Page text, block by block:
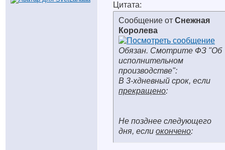
Цитата:
Сообщение от Снежная
Королева
Обязан. Смотрите ФЗ "Об
исполнительном
производстве":
В 3-хдневный срок, если
прекращено:
Не позднее следующего
дня, если окончено: